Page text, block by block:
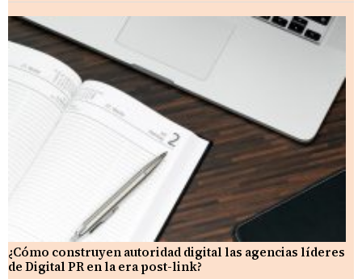
¿Cómo construyen autoridad digital las agencias líderes
de Digital PR en la era post-link?